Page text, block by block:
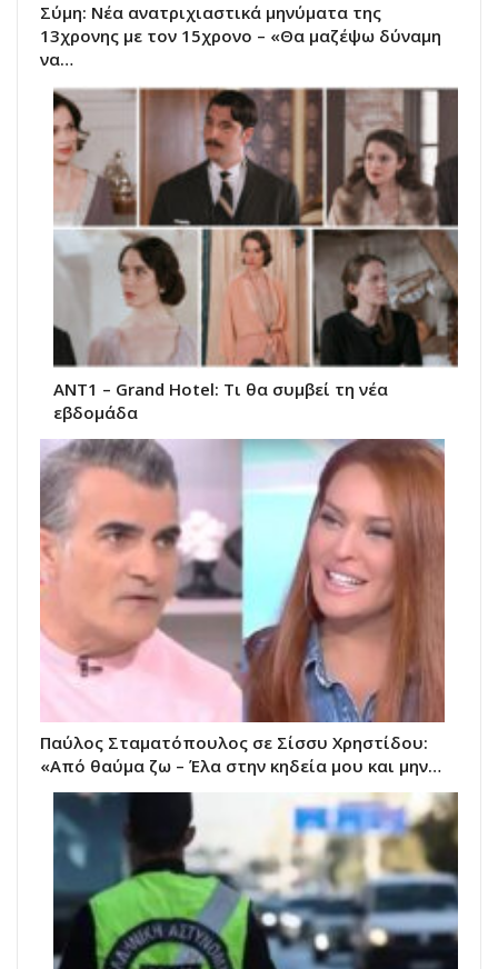
Σύμη: Nέα ανατριχιαστικά μηνύματα της
13χρονης με τον 15χρονο – «Θα μαζέψω δύναμη
να…
ΑΝΤ1 – Grand Hotel: Τι θα συμβεί τη νέα
εβδομάδα
Παύλος Σταματόπουλος σε Σίσσυ Χρηστίδου:
«Από θαύμα ζω – Έλα στην κηδεία μου και μην…